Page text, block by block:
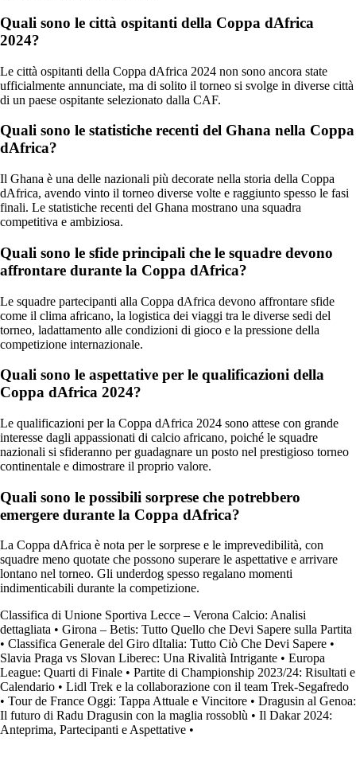
Quali sono le città ospitanti della Coppa dAfrica
2024?
Le città ospitanti della Coppa dAfrica 2024 non sono ancora state
ufficialmente annunciate, ma di solito il torneo si svolge in diverse città
di un paese ospitante selezionato dalla CAF.
Quali sono le statistiche recenti del Ghana nella Coppa
dAfrica?
Il Ghana è una delle nazionali più decorate nella storia della Coppa
dAfrica, avendo vinto il torneo diverse volte e raggiunto spesso le fasi
finali. Le statistiche recenti del Ghana mostrano una squadra
competitiva e ambiziosa.
Quali sono le sfide principali che le squadre devono
affrontare durante la Coppa dAfrica?
Le squadre partecipanti alla Coppa dAfrica devono affrontare sfide
come il clima africano, la logistica dei viaggi tra le diverse sedi del
torneo, ladattamento alle condizioni di gioco e la pressione della
competizione internazionale.
Quali sono le aspettative per le qualificazioni della
Coppa dAfrica 2024?
Le qualificazioni per la Coppa dAfrica 2024 sono attese con grande
interesse dagli appassionati di calcio africano, poiché le squadre
nazionali si sfideranno per guadagnare un posto nel prestigioso torneo
continentale e dimostrare il proprio valore.
Quali sono le possibili sorprese che potrebbero
emergere durante la Coppa dAfrica?
La Coppa dAfrica è nota per le sorprese e le imprevedibilità, con
squadre meno quotate che possono superare le aspettative e arrivare
lontano nel torneo. Gli underdog spesso regalano momenti
indimenticabili durante la competizione.
Classifica di Unione Sportiva Lecce – Verona Calcio: Analisi
dettagliata • Girona – Betis: Tutto Quello che Devi Sapere sulla Partita
• Classifica Generale del Giro dItalia: Tutto Ciò Che Devi Sapere •
Slavia Praga vs Slovan Liberec: Una Rivalità Intrigante • Europa
League: Quarti di Finale • Partite di Championship 2023/24: Risultati e
Calendario • Lidl Trek e la collaborazione con il team Trek-Segafredo
• Tour de France Oggi: Tappa Attuale e Vincitore • Dragusin al Genoa:
Il futuro di Radu Dragusin con la maglia rossoblù • Il Dakar 2024:
Anteprima, Partecipanti e Aspettative •